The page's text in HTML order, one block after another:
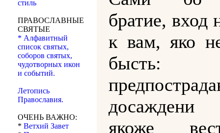
стиль
ПРАВОСЛАВНЫЕ
СВЯТЫЕ
* Алфавитный
список святых,
соборов святых,
чудотворных икон
и событий.
Летопись
Православия.
ОЧЕНЬ ВАЖНО:
* Ветхий Завет
братие, вход
к вам, яко
досаждени
якоже